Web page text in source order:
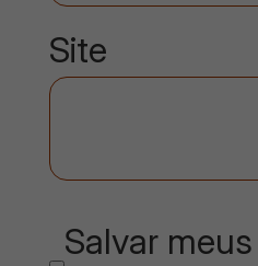
Site
Salvar